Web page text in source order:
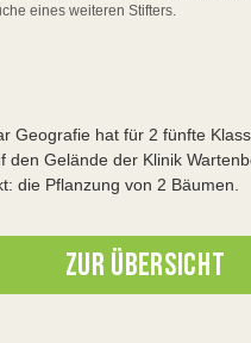
eines weiteren Stifters.
Geografie hat für 2 fünfte
den Gelände der Klinik
die Pflanzung von 2 Bäumen.
ZUR ÜBERSICHT